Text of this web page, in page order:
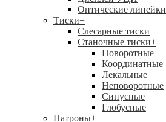
Оптические линейки
Тиски+
Слесарные тиски
Станочные тиски+
Поворотные
Координатные
Лекальные
Неповоротные
Синусные
Глобусные
Патроны+